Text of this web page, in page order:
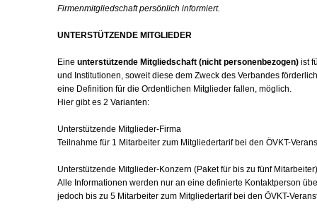
Firmenmitgliedschaft persönlich informiert.
UNTERSTÜTZENDE MITGLIEDER
Eine unterstützende Mitgliedschaft (nicht personenbezogen) ist
und Institutionen, soweit diese dem Zweck des Verbandes
eine Definition für die Ordentlichen Mitglieder fallen, möglich.
Hier gibt es 2 Varianten:
Unterstützende Mitglieder-Firma
Teilnahme für 1 Mitarbeiter zum Mitgliedertarif bei den ÖVKT-
Unterstützende Mitglieder-Konzern (Paket für bis zu fünf Mitarbeiter)
Alle Informationen werden nur an eine definierte Kontaktperson
jedoch bis zu 5 Mitarbeiter zum Mitgliedertarif bei den ÖVKT-